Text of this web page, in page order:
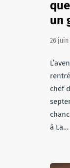
un
26 juin
chef
à La…